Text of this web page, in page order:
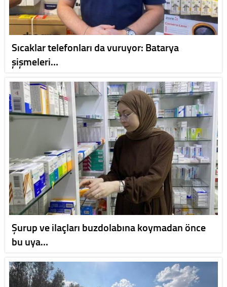
Sıcaklar telefonları da vuruyor: Batarya
şişmeleri…
Şurup ve ilaçları buzdolabına koymadan önce
bu uya…